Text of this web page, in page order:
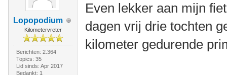
Lopopodium
Kilometervreter
Berichten: 2.364
Topics: 35
Lid sinds: Apr 2017
Bedankt: 1
Even lekker aan mijn
dagen vrij drie tochten
kilometer gedurende